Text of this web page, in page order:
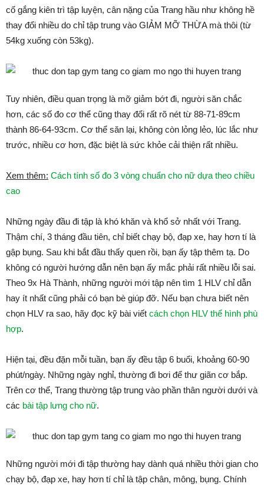
cố gắng kiên trì tập luyện, cân nặng của Trang hầu như không hề
thay đổi nhiều do chỉ tập trung vào GIẢM MỠ THỪA mà thôi (từ
54kg xuống còn 53kg).
Tuy nhiên, điều quan trọng là mỡ giảm bớt đi, người săn chắc
hơn, các số đo cơ thể cũng thay đổi rất rõ nét từ 88-71-89cm
thành 86-64-93cm. Cơ thể săn lại, không còn lỏng lẻo, lúc lắc như
trước, nhiều cơ hơn, đặc biệt là sức khỏe cải thiện rất nhiều.
Xem thêm: Cách tính số đo 3 vòng chuẩn cho nữ dựa theo chiều
cao
Những ngày đầu đi tập là khó khăn và khổ sở nhất với Trang.
Thậm chí, 3 tháng đầu tiên, chỉ biết chạy bộ, đạp xe, hay hơn tí là
gập bụng. Sau khi bắt đầu thấy quen rồi, bạn ấy tập thêm tạ. Do
không có người hướng dẫn nên bạn ấy mắc phải rất nhiều lỗi sai.
Theo 9x Hà Thành, những người mới tập nên tìm 1 HLV chỉ dẫn
hay ít nhất cũng phải có bạn bè giúp đỡ. Nếu bạn chưa biết nên
chọn HLV ra sao, hãy đọc kỹ bài viết cách chọn HLV thể hình phù
hợp.
Hiện tại, đều đặn mỗi tuần, bạn ấy đều tập 6 buổi, khoảng 60-90
phút/ngày. Những ngày nghỉ, thường đi bơi để thư giãn cơ bắp.
Trên cơ thể, Trang thường tập trung vào phần thân người dưới và
các bài tập lưng cho nữ.
Những người mới đi tập thường hay dành quá nhiều thời gian cho
chạy bộ, đạp xe, hay hơn tí chỉ là tập chân, mông, bụng. Chính